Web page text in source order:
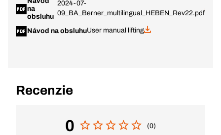
na
obsluhu
2024-07-
09_BA_Berner_multilingual_HEBEN_Rev22.pdf
Návod na obsluhuUser manual lifting
Recenzie
0 (0)